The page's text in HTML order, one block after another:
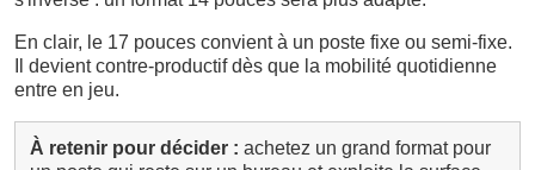
En clair, le 17 pouces convient à un poste fixe ou semi-fixe.
Il devient contre-productif dès que la mobilité quotidienne
entre en jeu.
À retenir pour décider : achetez un grand format pour